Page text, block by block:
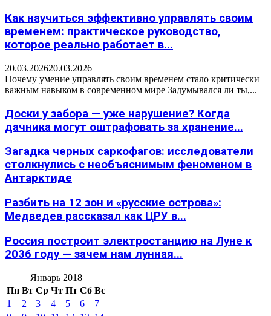
Как научиться эффективно управлять своим
временем: практическое руководство,
которое реально работает в...
20.03.202620.03.2026
Почему умение управлять своим временем стало критически
важным навыком в современном мире Задумывался ли ты,...
Доски у забора — уже нарушение? Когда
дачника могут оштрафовать за хранение...
Загадка черных саркофагов: исследователи
столкнулись с необъяснимым феноменом в
Антарктиде
Разбить на 12 зон и «русские острова»:
Медведев рассказал как ЦРУ в...
Россия построит электростанцию на Луне к
2036 году — зачем нам лунная...
Январь 2018
Пн Вт Ср Чт Пт Сб Вс
1
2 3 4 5 6
7